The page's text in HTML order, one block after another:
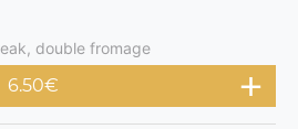
double fromage
6.50€